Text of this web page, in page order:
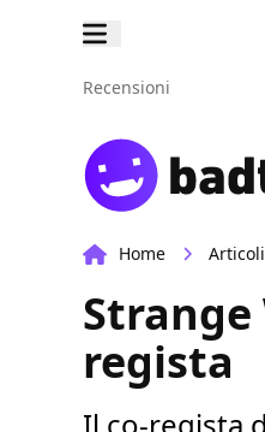
Recensioni
Home Articoli
Strange
regista